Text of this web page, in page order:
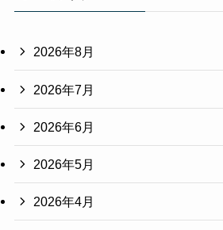
2026年8月
2026年7月
2026年6月
2026年5月
2026年4月